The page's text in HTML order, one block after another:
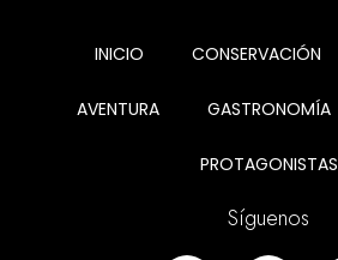
INICIO CONSERVACIÓN
AVENTURA GASTRONOMÍA
PROTAGONISTAS
Síguenos